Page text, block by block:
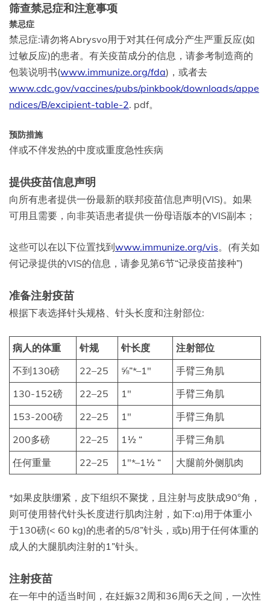
筛查禁忌症和注意事项
禁忌症
禁忌症:请勿将Abrysvo用于对其任何成分产生严重反应(如
过敏反应)的患者。有关疫苗成分的信息，请参考制造商的
包装说明书(www.immunize.org/fda)，或者去
www.cdc.gov/vaccines/pubs/pinkbook/downloads/appe
ndices/B/excipient-table-2. pdf。
预防措施
伴或不伴发热的中度或重度急性疾病
提供疫苗信息声明
向所有患者提供一份最新的联邦疫苗信息声明(VIS)。如果
可用且需要，向非英语患者提供一份母语版本的VIS副本；
这些可以在以下位置找到www.immunize.org/vis。(有关如
何记录提供的VIS的信息，请参见第6节“记录疫苗接种”)
准备注射疫苗
根据下表选择针头规格、针头长度和注射部位:
病人的体重 针规 针长度
注射部位
不到130磅
22–25 ⅝”*–1″
手臂三角肌
130-152磅
22–25 1″
手臂三角肌
153-200磅
22–25 1″
手臂三角肌
200多磅
22–25 1½ “
手臂三角肌
任何重量
22–25 1″*–1½ “ 大腿前外侧肌肉
*如果皮肤绷紧，皮下组织不聚拢，且注射与皮肤成90°角，
则可使用替代针头长度进行肌肉注射，如下:a)用于体重小
于130磅(< 60 kg)的患者的5/8”针头，或b)用于任何体重的
成人的大腿肌肉注射的1”针头。
注射疫苗
在一年中的适当时间，在妊娠32周和36周6天之间，一次性